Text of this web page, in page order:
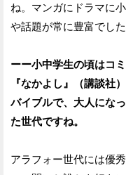
ね。マンガにドラマに
や話題が常に豊富でした
ーー小中学生の頃はコ
『なかよし』（講談社
バイブルで、大人にな
た世代ですね。
アラフォー世代には優